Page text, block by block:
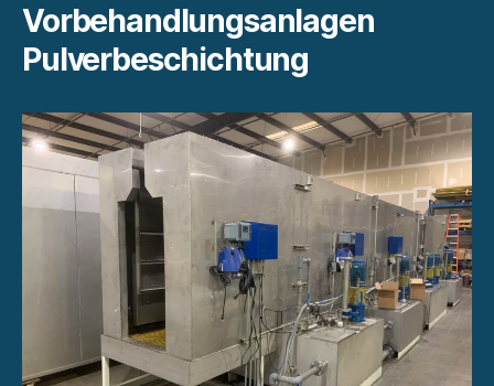
Vorbehandlungsanlagen
Pulverbeschichtung